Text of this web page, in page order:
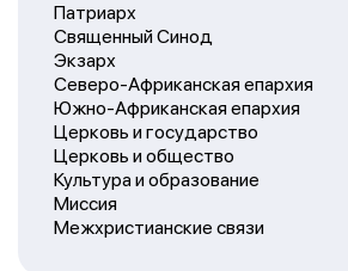
Патриарх
Священный Синод
Экзарх
Северо-Африканская епархия
Южно-Африканская епархия
Церковь и государство
Церковь и общество
Культура и образование
Миссия
Межхристианские связи